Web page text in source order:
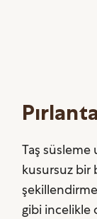
Taş süsleme
kusursuz bir
gibi incelikle